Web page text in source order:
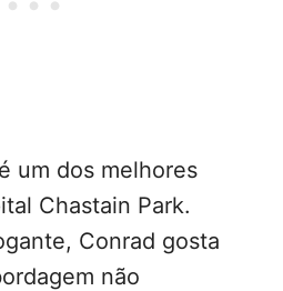
um dos melhores
Chastain Park.
Conrad gosta
não